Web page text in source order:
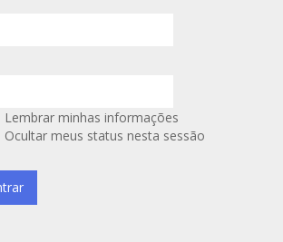
Lembrar minhas informações
Ocultar meus status nesta sessão